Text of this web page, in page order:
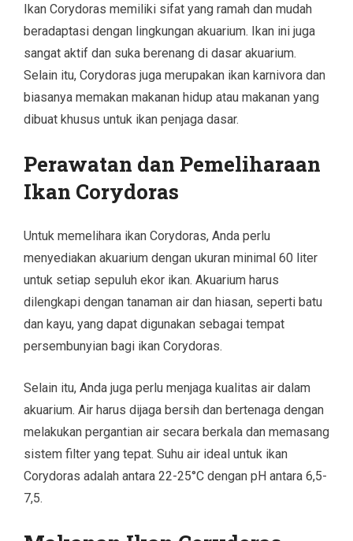
Ikan Corydoras memiliki sifat yang ramah dan mudah
beradaptasi dengan lingkungan akuarium. Ikan ini juga
sangat aktif dan suka berenang di dasar akuarium.
Selain itu, Corydoras juga merupakan ikan karnivora dan
biasanya memakan makanan hidup atau makanan yang
dibuat khusus untuk ikan penjaga dasar.
Perawatan dan Pemeliharaan
Ikan Corydoras
Untuk memelihara ikan Corydoras, Anda perlu
menyediakan akuarium dengan ukuran minimal 60 liter
untuk setiap sepuluh ekor ikan. Akuarium harus
dilengkapi dengan tanaman air dan hiasan, seperti batu
dan kayu, yang dapat digunakan sebagai tempat
persembunyian bagi ikan Corydoras.
Selain itu, Anda juga perlu menjaga kualitas air dalam
akuarium. Air harus dijaga bersih dan bertenaga dengan
melakukan pergantian air secara berkala dan memasang
sistem filter yang tepat. Suhu air ideal untuk ikan
Corydoras adalah antara 22-25°C dengan pH antara 6,5-
7,5.